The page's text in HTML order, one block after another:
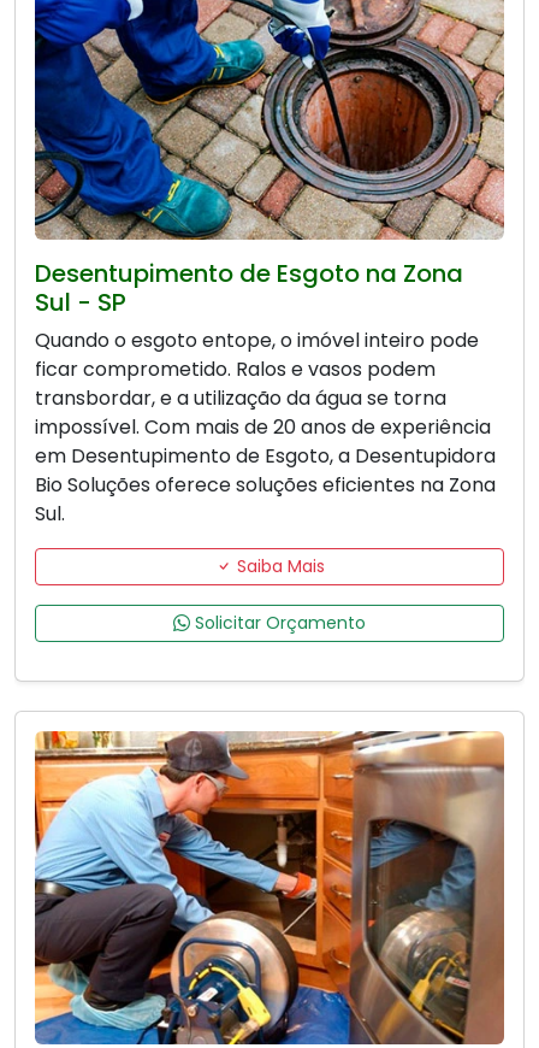
Desentupimento de Esgoto na Zona
Sul - SP
Quando o esgoto entope, o imóvel inteiro pode
ficar comprometido. Ralos e vasos podem
transbordar, e a utilização da água se torna
impossível. Com mais de 20 anos de experiência
em Desentupimento de Esgoto, a Desentupidora
Bio Soluções oferece soluções eficientes na Zona
Sul.
Saiba Mais
Solicitar Orçamento